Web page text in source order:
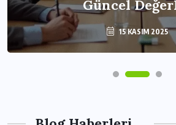
Güncel
15 KASIM 2025